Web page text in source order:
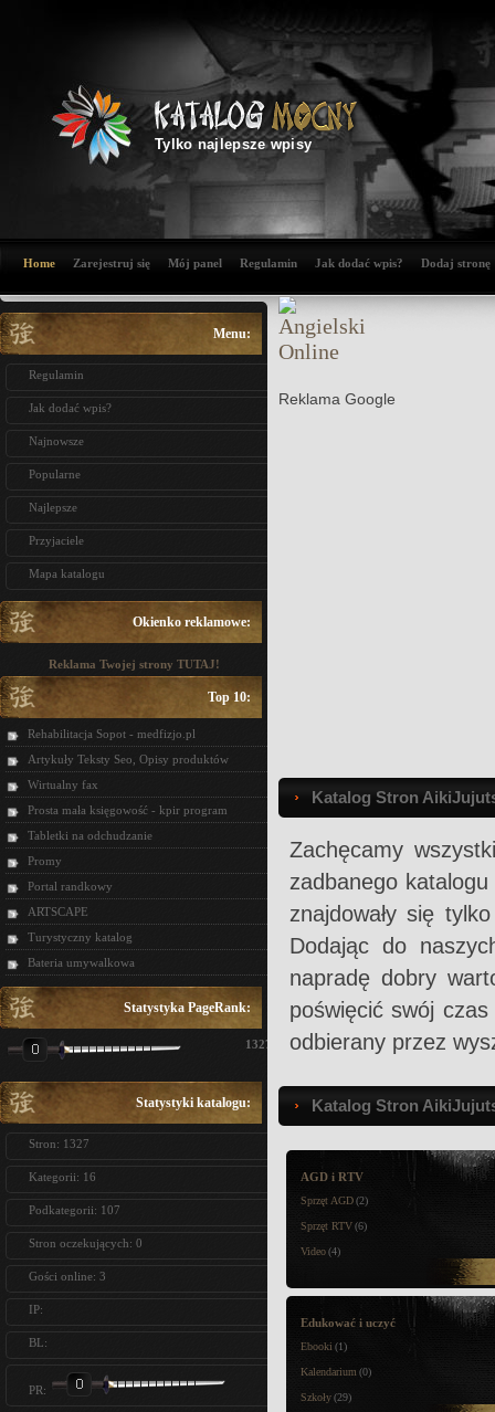
Tylko najlepsze wpisy
Home Zarejestruj się Mój panel Regulamin Jak dodać wpis? Dodaj stronę
Menu:
Regulamin
Jak dodać wpis?
Najnowsze
Popularne
Najlepsze
Przyjaciele
Mapa katalogu
Okienko reklamowe:
Reklama Twojej strony TUTAJ!
Top 10:
Rehabilitacja Sopot - medfizjo.pl
Artykuły Teksty Seo, Opisy produktów
Wirtualny fax
Prosta mała księgowość - kpir program
Tabletki na odchudzanie
Promy
Portal randkowy
ARTSCAPE
Turystyczny katalog
Bateria umywalkowa
Statystyka PageRank:
1327
Statystyki katalogu:
Stron: 1327
Kategorii: 16
Podkategorii: 107
Stron oczekujących: 0
Gości online: 3
IP:
BL:
PR:
Reklama Google
Katalog Stron
Zachęcamy
zadbanego
znajdowały się
Dodając do
napradę dobry
poświęcić swój
odbierany przez
Katalog Stron
AGD i RTV
Sprzęt AGD(2)
Sprzęt RTV(6)
Video(4)
Edukować i uczyć
Ebooki (1)
Kalendarium (0)
Szkoły(29)